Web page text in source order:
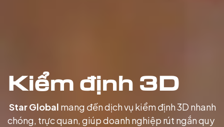
Kiểm định 3D
Star Global mang đến dịch vụ kiểm định 3D nhanh
chóng, trực quan, giúp doanh nghiệp rút ngắn quy